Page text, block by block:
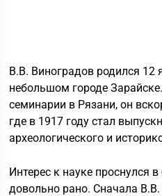
В.В. Виноградов родился 12
небольшом городе
семинарии в Рязани, он
где в 1917 году стал
археологического и
Интерес к науке проснулся
довольно рано. Сначала